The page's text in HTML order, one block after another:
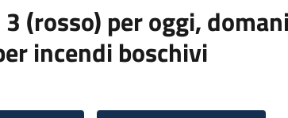
(rosso) per oggi,
incendi boschivi